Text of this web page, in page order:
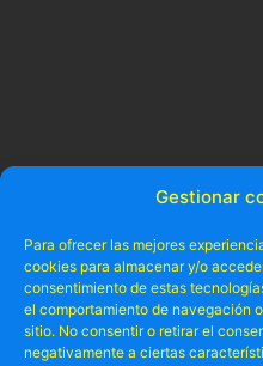
Gestionar
Para ofrecer las mejores
cookies para almacenar y/o
consentimiento de estas
el comportamiento de navegación
sitio. No consentir o retirar el
negativamente a ciertas